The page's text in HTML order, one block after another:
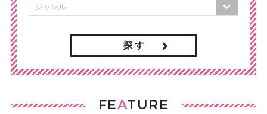
探 す
FEATURE